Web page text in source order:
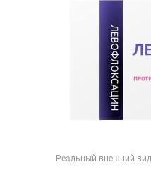
Реальный внешний